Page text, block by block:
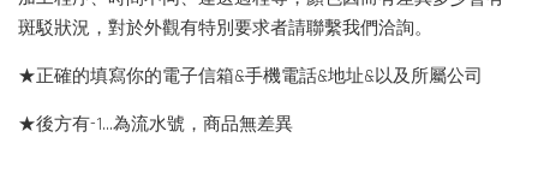
斑駁狀況，對於外觀有特別要求者請聯繫我們洽詢。
★正確的填寫你的電子信箱&手機電話&地址&以及所屬公司
★後方有-1…為流水號，商品無差異